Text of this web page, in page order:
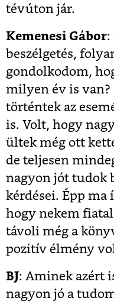
tévúton jár.
Kemenesi Gábor:
beszélgetés,
gondolkodom,
milyen év is van?
történtek az
is. Volt, hogy
ültek még ott
de teljesen
nagyon jót tudok
kérdései. Épp
hogy nekem
távoli még a
pozitív élmény
BJ: Aminek azért
nagyon jó a